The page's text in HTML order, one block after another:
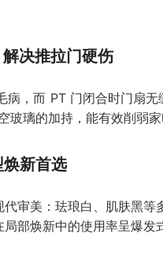
决推拉门硬伤
病，而 PT 门闭合时门扇
玻璃的加持，能有效削弱
新首选
审美：珐琅白、肌肤黑
部焕新中的使用率呈爆发